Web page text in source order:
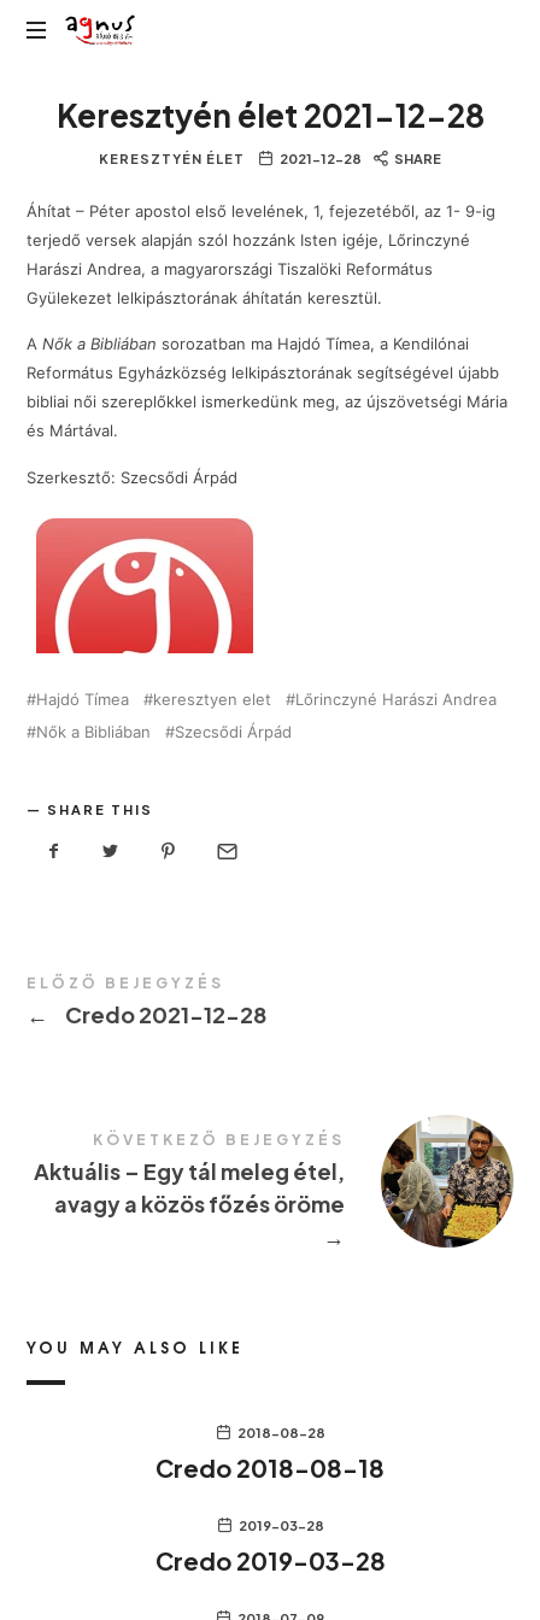
Agnus
közösségi
rádiója
Keresztyén élet 2021-12-28
KERESZTYÉN ÉLET 2021-12-28 SHARE
Áhítat – Péter apostol első levelének, 1, fejezetéből, az 1- 9-ig
terjedő versek alapján szól hozzánk Isten igéje, Lőrinczyné
Harászi Andrea, a magyarországi Tiszalöki Református
Gyülekezet lelkipásztorának áhítatán keresztül.
ANők a Bibliában sorozatban ma Hajdó Tímea, a Kendilónai
Református Egyházközség lelkipásztorának segítségével újabb
bibliai női szereplőkkel ismerkedünk meg, az újszövetségi Mária
és Mártával.
Szerkesztő: Szecsődi Árpád
Hajdó Tímea keresztyen elet
Lőrinczyné Harászi Andrea
Nők a Bibliában
Szecsődi Árpád
SHARE THIS
ELŐZŐ BEJEGYZÉS
← Credo 2021-12-28
KÖVETKEZŐ BEJEGYZÉS
Aktuális – Egy tál meleg étel,
avagy a közös főzés öröme
→
YOU MAY ALSO LIKE
2018-08-28
Credo 2018-08-18
2019-03-28
Credo 2019-03-28